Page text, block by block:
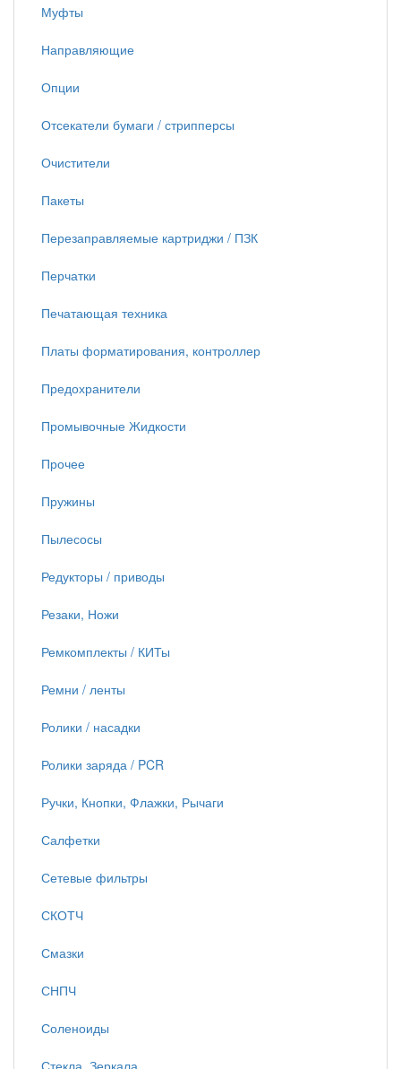
Муфты
Направляющие
Опции
Отсекатели бумаги / стрипперсы
Очистители
Пакеты
Перезаправляемые картриджи / ПЗК
Перчатки
Печатающая техника
Платы форматирования, контроллер
Предохранители
Промывочные Жидкости
Прочее
Пружины
Пылесосы
Редукторы / приводы
Резаки, Ножи
Ремкомплекты / КИТы
Ремни / ленты
Ролики / насадки
Ролики заряда / PCR
Ручки, Кнопки, Флажки, Рычаги
Салфетки
Сетевые фильтры
СКОТЧ
Смазки
СНПЧ
Соленоиды